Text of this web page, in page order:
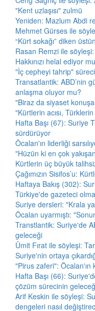
"Kent uzlaşısı" zulmü
Yeniden: Mazlum Abdi
Mehmet Gürses ile
“Kürt sokağı” diken
Rasan Remzi ile
Hakkınızı helal ediyor
"İç cepheyi tahrip" süreci
Transatlantik: ABD’nin
anlaşma oluyor mu?
"Biraz da siyaset
"Kürtlerin acısı,
Hafta Başı (67): Suriye
sürdürüyor
Öcalan'ın liderliği
"Hüzün ki en çok
Kürtlerin üç büyük
Çağımızın Sisifos’u:
Haftaya Bakış (302):
Türkiye'de gazeteci
Suriye dersleri: "Krala
Öcalan uyarmıştı:
Transtlantik: Suriye'de
geleceği
Ümit Fırat ile söyleşi:
Suriye'nin ortaya
"Pirus zaferi":
Hafta Başı (66):
çözüm sürecinin
Arif Keskin ile söyleşi:
dengeleri nasıl